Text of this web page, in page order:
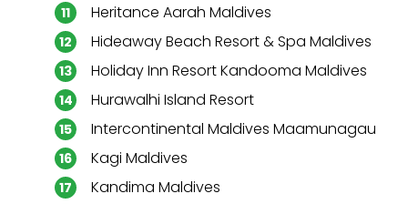
Heritance Aarah Maldives
Hideaway Beach Resort & Spa Maldives
Holiday Inn Resort Kandooma Maldives
Hurawalhi Island Resort
Intercontinental Maldives Maamunagau
Kagi Maldives
Kandima Maldives